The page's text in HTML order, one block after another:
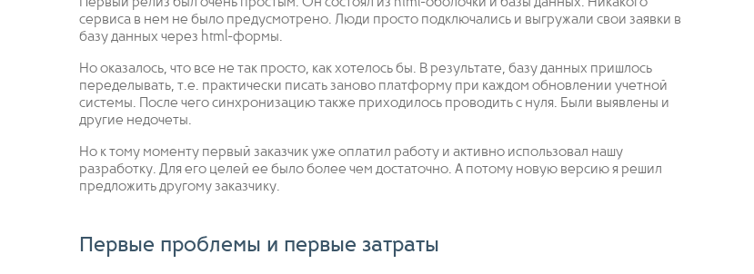
сервиса в нем не было предусмотрено. Люди просто подключались и выгружали свои заявки в
базу данных через html-формы.
Но оказалось, что все не так просто, как хотелось бы. В результате, базу данных пришлось
переделывать, т.е. практически писать заново платформу при каждом обновлении учетной
системы. После чего синхронизацию также приходилось проводить с нуля. Были выявлены и
другие недочеты.
Но к тому моменту первый заказчик уже оплатил работу и активно использовал нашу
разработку. Для его целей ее было более чем достаточно. А потому новую версию я решил
предложить другому заказчику.
Первые проблемы и первые затраты